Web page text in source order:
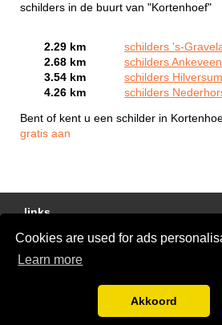
Cookies are used for ads
Learn more
Akkoord
schilders in de buurt van "Kortenhoef"
2.29 km
schilders 's-
2.68 km
schilders Ankeveen
3.54 km
schilders Hilversum
4.26 km
schilders
Bent of kent u een schilder in
gratis aan
links
Gratis Schilder Offertes Vergelijken
glaszetter-nu.nl